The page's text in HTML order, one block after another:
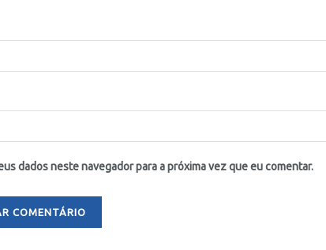
dados neste navegador para a próxima vez que eu comentar.